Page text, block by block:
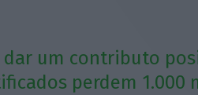
dar um contributo
perdem 1.000